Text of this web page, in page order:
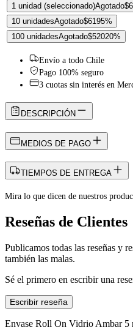
1 unidad (seleccionado)Agotado
10 unidadesAgotado$6195%
100 unidadesAgotado$52020%
Envío a todo Chile
Pago 100% seguro
3 cuotas sin interés en
DESCRIPCIÓN
MEDIOS DE PAGO
TIEMPOS DE ENTREGA
Mira lo que dicen de nuestros
Reseñas de Clientes
Publicamos todas las reseñas y
también las malas.
Sé el primero en escribir una
Escribir reseña
Envase Roll On Vidrio Ambar 5